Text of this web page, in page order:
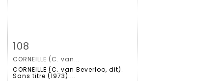
Gedetailleerde
108
CORNEILLE (C. van...
CORNEILLE (C. van Beverloo, dit).
Sans titre (1973)....